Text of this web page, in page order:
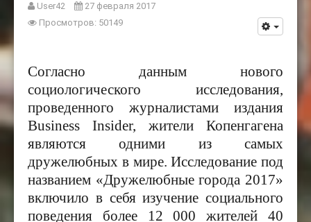
User42
27 февраля 2017
Просмотров: 50149
Согласно данным нового
социологического исследования,
проведенного журналистами издания
Business Insider, жители Копенгагена
являются одними из самых
дружелюбных в мире. Исследование под
названием «Дружелюбные города 2017»
включило в себя изучение социального
поведения более 12 000 жителей 40